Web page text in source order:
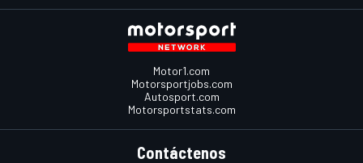
Motor1.com
Motorsportjobs.com
Autosport.com
Motorsportstats.com
Contáctenos